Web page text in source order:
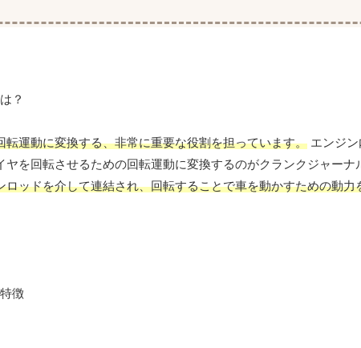
運動に変換する、非常に重要な役割を担っています。 エンジ
を回転させるための回転運動に変換するのがクランクジャーナ
ッドを介して連結され、回転することで車を動かすための動力